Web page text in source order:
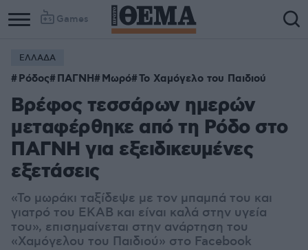
Games
ΕΛΛΑΔΑ
Ρόδος ΠΑΓΝΗ Μωρό Το Χαμόγελο του Παιδιού
Βρέφος τεσσάρων ημερών
μεταφέρθηκε από τη Ρόδο στο
ΠΑΓΝΗ για εξειδικευμένες
εξετάσεις
«Το μωράκι ταξίδεψε με τον μπαμπά του και
γιατρό του ΕΚΑΒ και είναι καλά στην υγεία
του», επισημαίνεται στην ανάρτηση του
«Χαμόγελου του Παιδιού» στο Facebook